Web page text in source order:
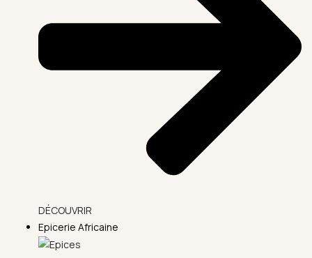
DÉCOUVRIR
Epicerie Africaine